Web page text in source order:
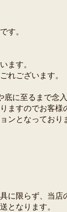
す。
ます。
れございます。
底に至るまで念
ますのでお客様
ンとなっており
に限らず、当店
となります。